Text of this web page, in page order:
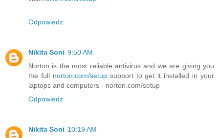
Odpowiedz
Nikita Soni 9:50 AM
Norton is the most reliable antivirus and we are giving you
the full norton.com/setupsupport to get it installed in your
laptops and computers - norton.com/setup
Odpowiedz
Nikita Soni 10:19 AM